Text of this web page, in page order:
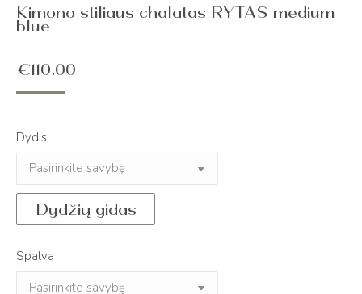
Kimono stiliaus chalatas RYTAS medium
blue
€110.00
Dydis
Dydžių gidas
Spalva